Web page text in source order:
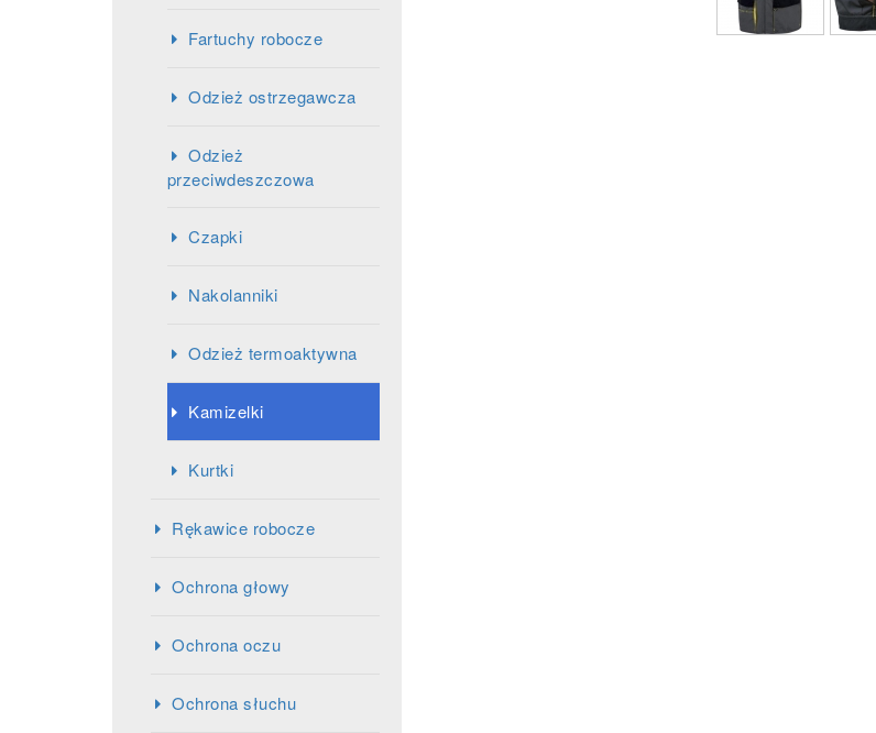
Fartuchy robocze
Odzież ostrzegawcza
Odzież
przeciwdeszczowa
Czapki
Nakolanniki
Odzież termoaktywna
Kamizelki
Kurtki
Rękawice robocze
Ochrona głowy
Ochrona oczu
Ochrona słuchu